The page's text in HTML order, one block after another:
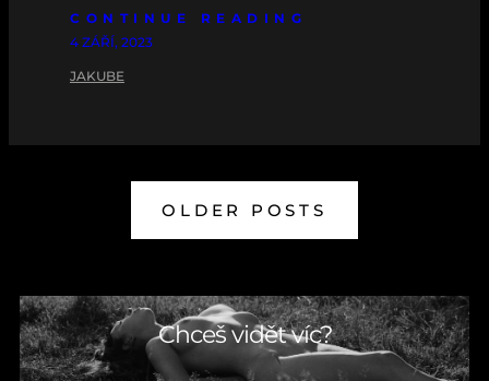
CONTINUE READING
4 ZÁŘÍ, 2023
JAKUBE
OLDER POSTS
Chceš vidět víc?